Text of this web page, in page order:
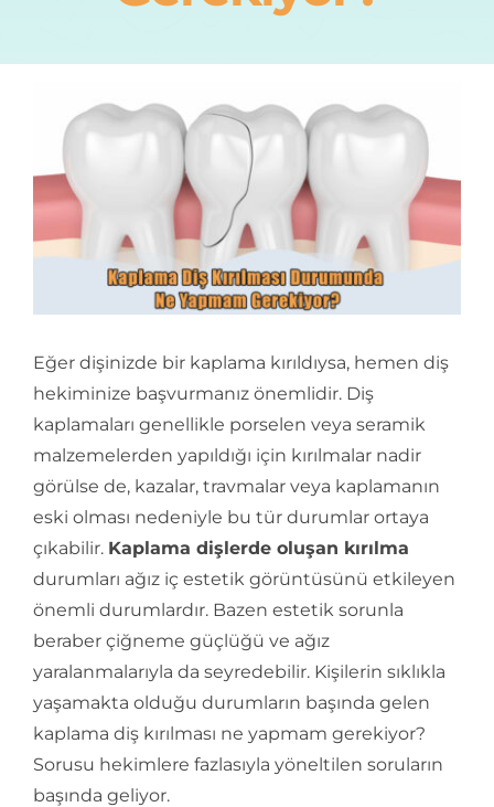
İletişim
Eğer dişinizde bir kaplama kırıldıysa, hemen diş
hekiminize başvurmanız önemlidir. Diş
kaplamaları genellikle porselen veya seramik
malzemelerden yapıldığı için kırılmalar nadir
görülse de, kazalar, travmalar veya kaplamanın
eski olması nedeniyle bu tür durumlar ortaya
çıkabilir. Kaplama dişlerde oluşan kırılma
durumları ağız iç estetik görüntüsünü etkileyen
önemli durumlardır. Bazen estetik sorunla
beraber çiğneme güçlüğü ve ağız
yaralanmalarıyla da seyredebilir. Kişilerin sıklıkla
yaşamakta olduğu durumların başında gelen
kaplama diş kırılması ne yapmam gerekiyor?
Sorusu hekimlere fazlasıyla yöneltilen soruların
başında geliyor.